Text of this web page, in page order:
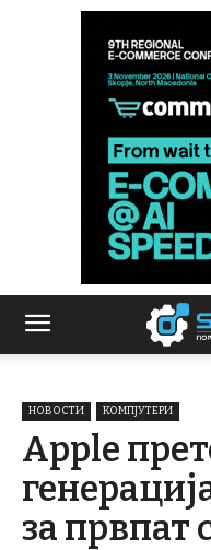
НОВОСТИ КОМПЈУТЕРИ
Apple
за првпат